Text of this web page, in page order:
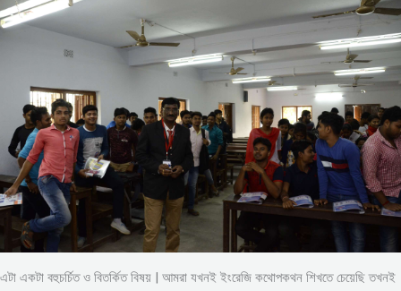
এটা একটা বহুচর্চিত ও বিতর্কিত বিষয় | আমরা যখনই ইংরেজি কথোপকথন শিখতে চেয়েছি তখনই